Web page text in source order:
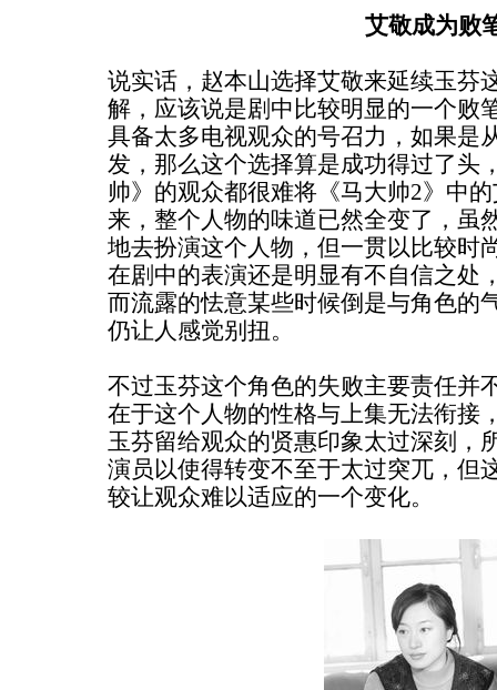
艾敬成为败
说实话，赵本山选择艾敬来延续玉芬
解，应该说是剧中比较明显的一个败
具备太多电视观众的号召力，如果是
发，那么这个选择算是成功得过了头
帅》的观众都很难将《马大帅2》中
来，整个人物的味道已然全变了，虽
地去扮演这个人物，但一贯以比较时
在剧中的表演还是明显有不自信之处
而流露的怯意某些时候倒是与角色的
仍让人感觉别扭。
不过玉芬这个角色的失败主要责任并
在于这个人物的性格与上集无法衔接
玉芬留给观众的贤惠印象太过深刻，
演员以使得转变不至于太过突兀，但
较让观众难以适应的一个变化。